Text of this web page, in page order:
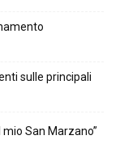
sulle principali
San Marzano”